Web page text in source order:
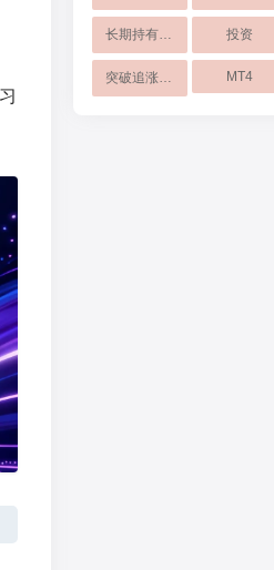
长期持有黄金 投资
突破追涨操作 MT4